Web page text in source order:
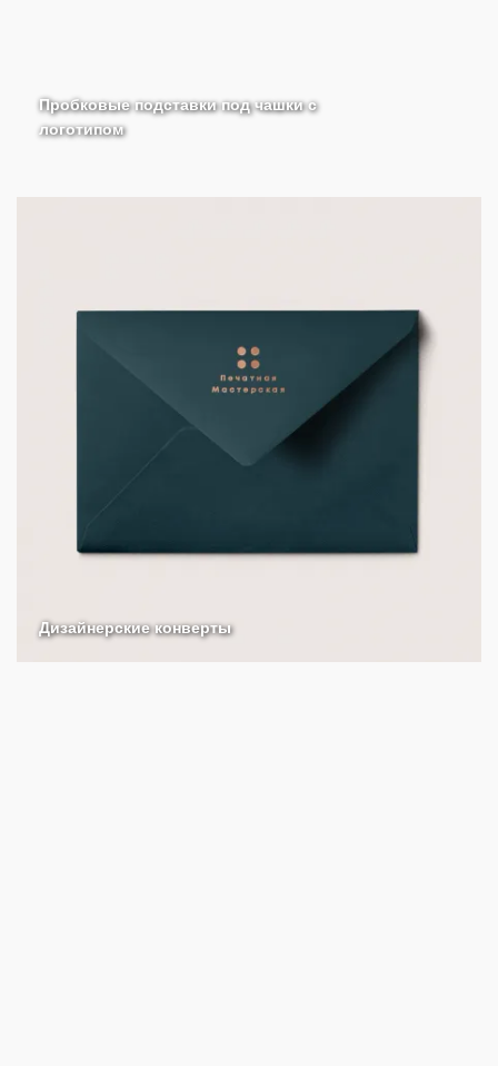
Пробковые подставки под чашки с
логотипом
Дизайнерские конверты